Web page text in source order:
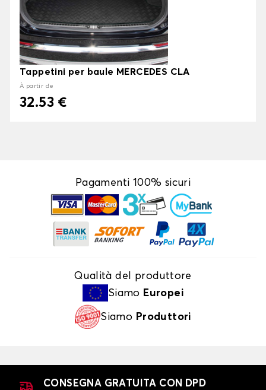
Tappetini per baule MERCEDES CLA
À partir de
32.53 €
Pagamenti 100% sicuri
Qualità del produttore
Siamo Europei
Siamo Produttori
CONSEGNA GRATUITA CON DPD